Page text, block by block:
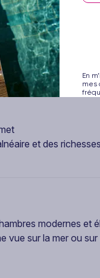
de confort et de
mer, à environ :
et des
modernes et
vue sur la mer ou sur
En
mes